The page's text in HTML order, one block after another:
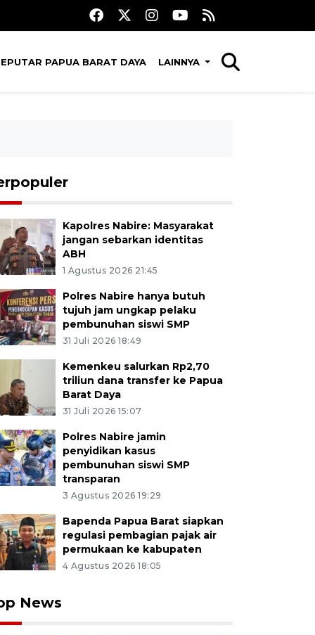
PAPUA BARAT DAYA LAINNYA
Kapolres Nabire: Masyarakat
jangan sebarkan identitas
ABH
1 Agustus 2026 21:45
Polres Nabire hanya butuh
tujuh jam ungkap pelaku
pembunuhan siswi SMP
31 Juli 2026 18:49
Kemenkeu salurkan Rp2,70
triliun dana transfer ke Papua
Barat Daya
31 Juli 2026 15:07
Polres Nabire jamin
penyidikan kasus
pembunuhan siswi SMP
transparan
3 Agustus 2026 19:29
Bapenda Papua Barat siapkan
regulasi pembagian pajak air
permukaan ke kabupaten
4 Agustus 2026 18:05
News